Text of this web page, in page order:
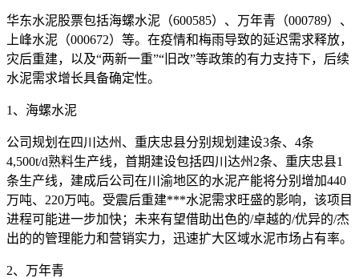
华东水泥股票包括海螺水泥（600585）、万年青（000789）、
上峰水泥（000672）等。在疫情和梅雨导致的延迟需求释放，
灾后重建，以及“两新一重”“旧改”等政策的有力支持下，后续
水泥需求增长具备确定性。
1、海螺水泥
公司规划在四川达州、重庆忠县分别规划建设3条、4条
4,500t/d熟料生产线，首期建设包括四川达州2条、重庆忠县1
条生产线，建成后公司在川渝地区的水泥产能将分别增加440
万吨、220万吨。受震后重建***水泥需求旺盛的影响，该项目
进程可能进一步加快；未来有望借助出色的/卓越的/优异的/杰
出的的管理能力和营销实力，迅速扩大区域水泥市场占有率。
2、万年青